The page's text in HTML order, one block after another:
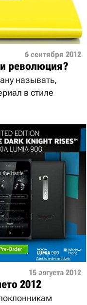
6 сентября 2012
революция?
называть,
в стиле
15 августа 2012
2012